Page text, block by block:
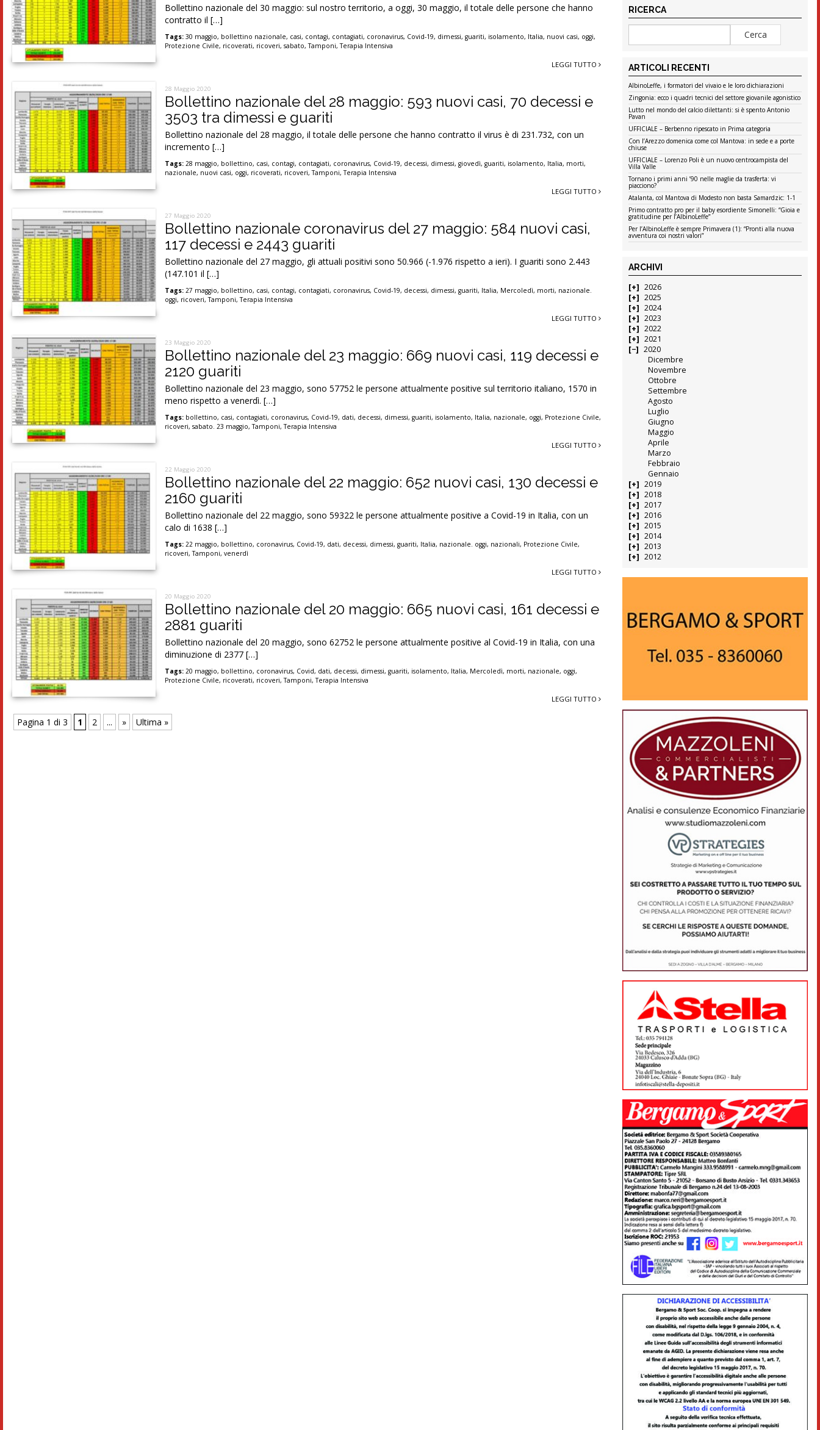
Bollettino nazionale del 30 maggio: sul nostro territorio, a oggi, 30 maggio, il totale delle persone che hanno
contratto il […]
Tags: 30 maggio, bollettino nazionale, casi, contagi, contagiati, coronavirus, Covid-19, dimessi,guariti, isolamento, Italia, nuovi casi, oggi,
Protezione Civile, ricoverati, ricoveri,sabato,Tamponi,Terapia Intensiva
LEGGI TUTTO
28 Maggio 2020
Bollettino nazionale del 28 maggio: 593 nuovi casi, 70 decessi e
3503 tra dimessi e guariti
Bollettino nazionale del 28 maggio, il totale delle persone che hanno contratto il virus è di 231.732, con un
incremento […]
Tags: 28 maggio, bollettino, casi, contagi, contagiati, coronavirus, Covid-19, decessi, dimessi,giovedì,guariti, isolamento, Italia, morti,
nazionale, nuovi casi, oggi, ricoverati, ricoveri,Tamponi,Terapia Intensiva
LEGGI TUTTO
27 Maggio 2020
Bollettino nazionale coronavirus del 27 maggio: 584 nuovi casi,
117 decessi e 2443 guariti
Bollettino nazionale del 27 maggio, gli attuali positivi sono 50.966 (-1.976 rispetto a ieri). I guariti sono 2.443
(147.101 il […]
Tags: 27 maggio, bollettino, casi, contagi, contagiati, coronavirus, Covid-19, decessi, dimessi,guariti, Italia, Mercoledì, morti, nazionale.
oggi, ricoveri,Tamponi,Terapia Intensiva
LEGGI TUTTO
23 Maggio 2020
Bollettino nazionale del 23 maggio: 669 nuovi casi, 119 decessi e
2120 guariti
Bollettino nazionale del 23 maggio, sono 57752 le persone attualmente positive sul territorio italiano, 1570 in
meno rispetto a venerdì. […]
Tags: bollettino, casi, contagiati, coronavirus, Covid-19, dati, decessi, dimessi,guariti, isolamento, Italia, nazionale, oggi, Protezione Civile,
ricoveri,sabato. 23 maggio,Tamponi,Terapia Intensiva
LEGGI TUTTO
22 Maggio 2020
Bollettino nazionale del 22 maggio: 652 nuovi casi, 130 decessi e
2160 guariti
Bollettino nazionale del 22 maggio, sono 59322 le persone attualmente positive a Covid-19 in Italia, con un
calo di 1638 […]
Tags: 22 maggio, bollettino, coronavirus, Covid-19, dati, decessi, dimessi,guariti, Italia, nazionale. oggi, nazionali, Protezione Civile,
ricoveri,Tamponi,venerdì
LEGGI TUTTO
20 Maggio 2020
Bollettino nazionale del 20 maggio: 665 nuovi casi, 161 decessi e
2881 guariti
Bollettino nazionale del 20 maggio, sono 62752 le persone attualmente positive al Covid-19 in Italia, con una
diminuzione di 2377 […]
Tags: 20 maggio, bollettino, coronavirus, Covid, dati, decessi, dimessi,guariti, isolamento, Italia, Mercoledì, morti, nazionale, oggi,
Protezione Civile, ricoverati, ricoveri,Tamponi,Terapia Intensiva
LEGGI TUTTO
Pagina 1 di 3 1 2 ... » Ultima »
RICERCA
ARTICOLI RECENTI
AlbinoLeffe, i formatori del vivaio e le loro dichiarazioni
Zingonia: ecco i quadri tecnici del settore giovanile agonistico
Lutto nel mondo del calcio dilettanti: si è spento Antonio
Pavan
UFFICIALE – Berbenno ripescato in Prima categoria
Con l’Arezzo domenica come col Mantova: in sede e a porte
chiuse
UFFICIALE – Lorenzo Poli è un nuovo centrocampista del
Villa Valle
Tornano i primi anni ’90 nelle maglie da trasferta: vi
piacciono?
Atalanta, col Mantova di Modesto non basta Samardzic: 1-1
Primo contratto pro per il baby esordiente Simonelli: “Gioia e
gratitudine per l’AlbinoLeffe”
Per l’AlbinoLeffe è sempre Primavera (1): “Pronti alla nuova
avventura coi nostri valori”
ARCHIVI
2026
2025
2024
2023
2022
2021
2020
Dicembre
Novembre
Ottobre
Settembre
Agosto
Luglio
Giugno
Maggio
Aprile
Marzo
Febbraio
Gennaio
2019
2018
2017
2016
2015
2014
2013
2012